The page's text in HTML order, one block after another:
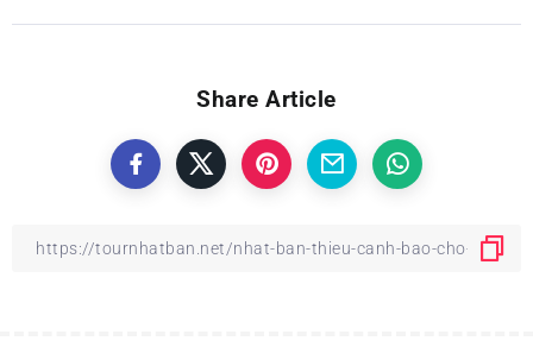
Share Article